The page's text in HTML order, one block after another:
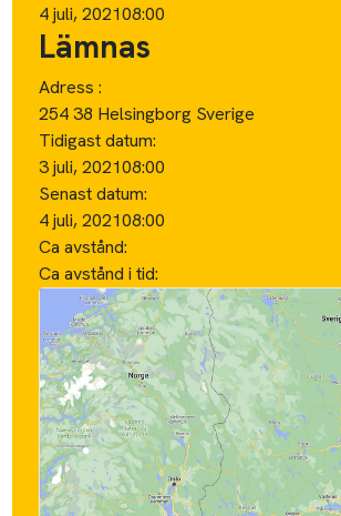
4 juli, 202108:00
Lämnas
Adress :
254 38 Helsingborg Sverige
Tidigast datum:
3 juli, 202108:00
Senast datum:
4 juli, 202108:00
Ca avstånd:
Ca avstånd i tid: